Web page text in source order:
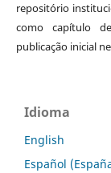
repositório
como capítulo
publicação inicial
Idioma
English
Español